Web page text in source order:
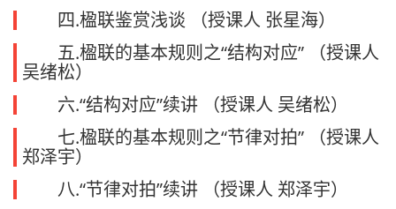
四.楹联鉴赏浅谈 （授课人 张星海）
五.楹联的基本规则之“结构对应” （授课人
吴绪松）
六.“结构对应”续讲 （授课人 吴绪松）
七.楹联的基本规则之“节律对拍” （授课人
郑泽宇）
八.“节律对拍”续讲 （授课人 郑泽宇）